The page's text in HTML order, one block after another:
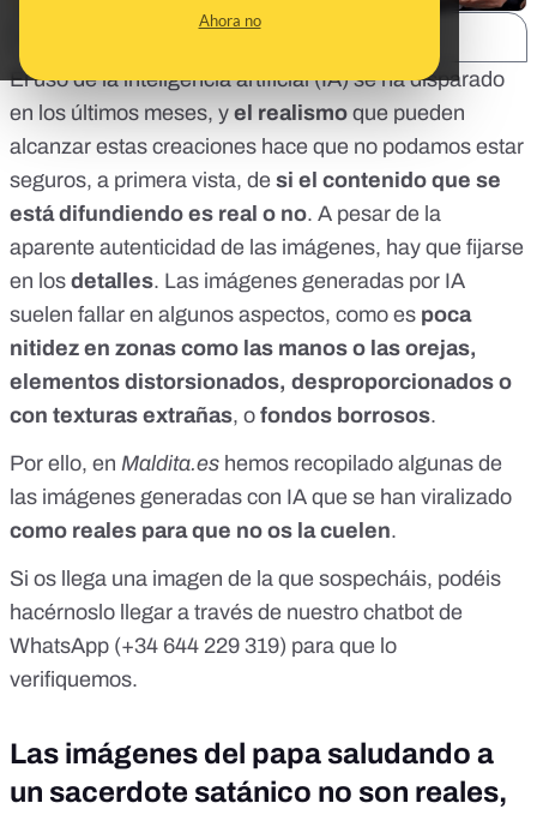
Ahora no
El uso de la inteligencia artificial (IA) se ha disparado
en los últimos meses, y el realismo que pueden
alcanzar estas creaciones hace que no podamos estar
seguros, a primera vista, de si el contenido que se
está difundiendo es real o no. A pesar de la
aparente autenticidad de las imágenes, hay que fijarse
en los detalles. Las imágenes generadas por IA
suelen fallar en algunos aspectos, como es poca
nitidez en zonas como las manos o las orejas,
elementos distorsionados, desproporcionados o
con texturas extrañas, o fondos borrosos.
Por ello, en Maldita.es hemos recopilado algunas de
las imágenes generadas con IA que se han viralizado
como reales para que no os la cuelen.
Si os llega una imagen de la que sospecháis, podéis
hacérnoslo llegar a través de nuestro chatbot de
WhatsApp (+34 644 229 319) para que lo
verifiquemos.
Las imágenes del papa saludando a
un sacerdote satánico no son reales,